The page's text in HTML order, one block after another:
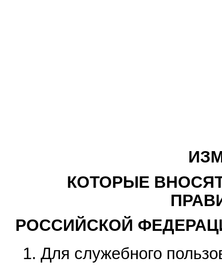
КОТОРЫЕ
РОССИЙСКОЙ
1. Для служебного